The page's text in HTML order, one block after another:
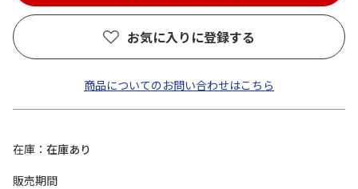
お気に入りに登録する
商品についてのお問い合わせはこちら
在庫
在庫あり
販売期間